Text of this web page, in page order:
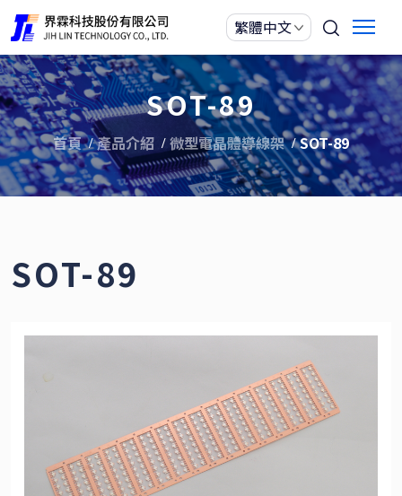
SOT-89
首頁 產品介紹 微型電晶體導線架 SOT-89
SOT-89